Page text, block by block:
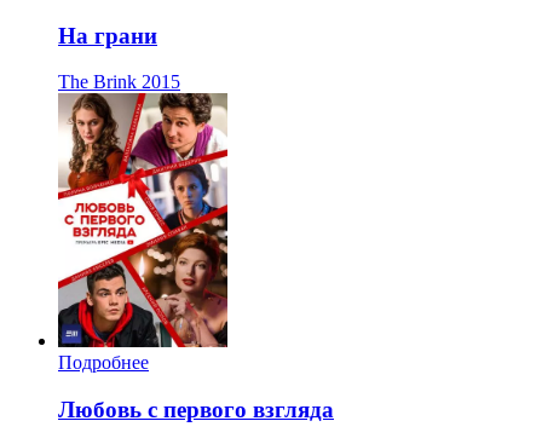
На грани
The Brink 2015
Подробнее
Любовь с первого взгляда